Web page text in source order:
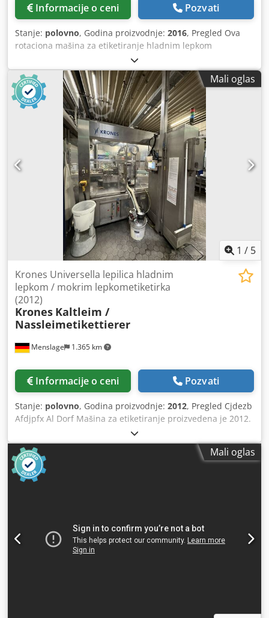
Informacije o ceni Pozvati
Stanje: polovno, Godina proizvodnje: 2016, Pregled Ova
rotaciona mašina za etiketiranje hladnim lepkom
proizvedena je 2016. godine od strane nemačke kompanije
KRONES. Mašina je namenjena za visokobrzinske linije za
flaširanje pića i opremljena je sa tri agregata za
etiketiranje hladnim lepkom: za prednju, zadnju i vratnu
etiketu. Mašina je polovna i još uvek je u funkcionalnom
stanju. Tehnički podaci - Kapacitet: oko 33.000 flaša na sat
- Formati: - 0,75 GDB DN2 - 0,5 l dugovrata pivska flaša -
0,33 l Longneck - 0,25 l pojedinačna flaša - Primena:
Etiketiranje flaša za piće hladnim lepkom - Konfiguracija:
2.400-40-188.5, 3 agregata za etiketiranje hladnim lepkom
Cjdpfezhaadjx Al Dsrf - Pozicije etiketa: prednja, zadnja,
vrat - Integrisani sistemi: Domino sistem za kodiranje,
Krones Checkmat 731 inspekcioni sistem, Plasmatreat za
etikete za zaptivanje
Mali oglas
1 / 5
Menslage 1.365 km
Krones Universella lepilica hladnim
lepkom / mokrim lepkometiketirka
(2012)
Krones Kaltleim /
Nassleimetikettierer
Informacije o ceni Pozvati
Stanje: polovno, Godina proizvodnje: 2012, Pregled Cjdezb
Afdjpfx Al Dorf Mašina za etiketiranje proizvedena je 2012.
godine od strane nemačkog proizvođača Krones. Mašina je
redovno održavana od strane originalnog proizvođača i
biće u radu do početka 2027. godine. Budući da kompanija
za mineralnu vodu, koja prodaje mašinu, dobija potpuno
novu punionicu, prodaju se korišćene mašine postojeće
datum, koji je već instaliran na mašini. Tehnički detalji -
Kapacitet: 20.000 flaša na sat - Formati: 0,25 l Vichy, 0,5 l,
0,7 l i 0,75 l GDB i Schlegl - Prečnik radne kružnice: 600 mm
Mali oglas